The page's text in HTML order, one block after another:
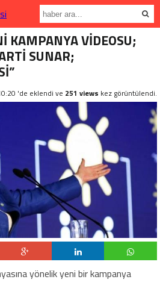
KAMPANYA VİDEOSU;
SUNAR;
'de eklendi ve 251 views kez görüntülendi.
yönelik yeni bir kampanya